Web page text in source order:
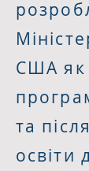
США як
та
освіти